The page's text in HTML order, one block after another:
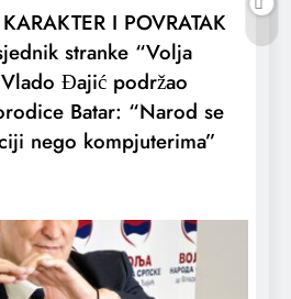
I POVRATAK
stranke “Volja
Đajić podržao
Batar: “Narod se
nego kompjuterima”